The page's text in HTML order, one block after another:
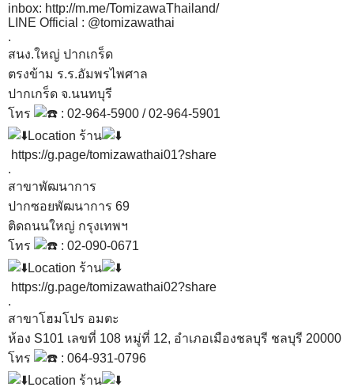
inbox: http://m.me/TomizawaThailand/
LINE Official : @tomizawathai
.
สนง.ใหญ่ ปากเกร็ด
ตรงข้าม ร.ร.อัมพรไพศาล
ปากเกร็ด จ.นนทบุรี
โทร
: 02-964-5900 / 02-964-5901
Location ร้าน
https://g.page/tomizawathai01?share
.
สาขาพัฒนาการ
ปากซอยพัฒนาการ 69
ติดถนนใหญ่ กรุงเทพฯ
โทร
: 02-090-0671
Location ร้าน
https://g.page/tomizawathai02?share
.
สาขาโฮมโปร อมตะ
ห้อง S101 เลขที่ 108 หมู่ที่ 12, อำเภอเมืองชลบุรี ชลบุรี 20000
โทร
: 064-931-0796
Location ร้าน